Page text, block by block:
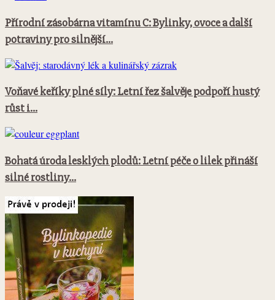
Přírodní zásobárna vitamínu C: Bylinky, ovoce a další
potraviny pro silnější...
Voňavé keříky plné síly: Letní řez šalvěje podpoří hustý
růst i...
Bohatá úroda lesklých plodů: Letní péče o lilek přináší
silné rostliny...